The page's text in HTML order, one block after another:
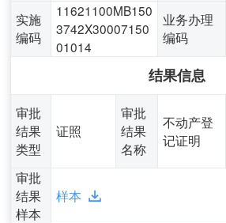
实施
编码
11621100MB150
3742X30007150
01014
业务办理
编码
结果信息
审批
结果
类型
证照
审批
结果
名称
不动产登
记证明
审批
结果
样本
样本